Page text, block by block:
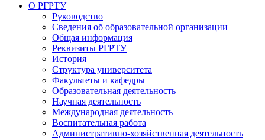
О РГРТУ
Руководство
Сведения об образовательной организации
Общая информация
Реквизиты РГРТУ
История
Структура университета
Факультеты и кафедры
Образовательная деятельность
Научная деятельность
Международная деятельность
Воспитательная работа
Административно-хозяйственная деятельность